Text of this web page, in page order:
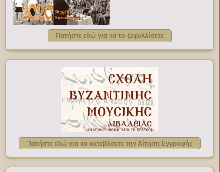
Πατήστε εδώ για να το ξεφυλλίσετε
Πατήστε εδώ για να κατεβάσετε την Αίτηση Εγγραφής